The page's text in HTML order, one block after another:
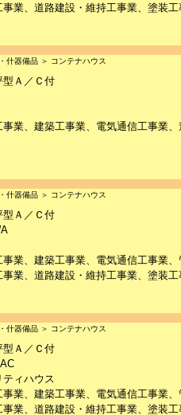
事業、道路建設・維持工事業、塗装工
什器備品 ＞ コンテナハウス
型Ａ／Ｃ付
事業、建築工事業、電気通信工事業
什器備品 ＞ コンテナハウス
型Ａ／Ｃ付
事業、建築工事業、電気通信工事業
事業、道路建設・維持工事業、塗装工
什器備品 ＞ コンテナハウス
型Ａ／Ｃ付
ィハウス
事業、建築工事業、電気通信工事業
事業、道路建設・維持工事業、塗装工